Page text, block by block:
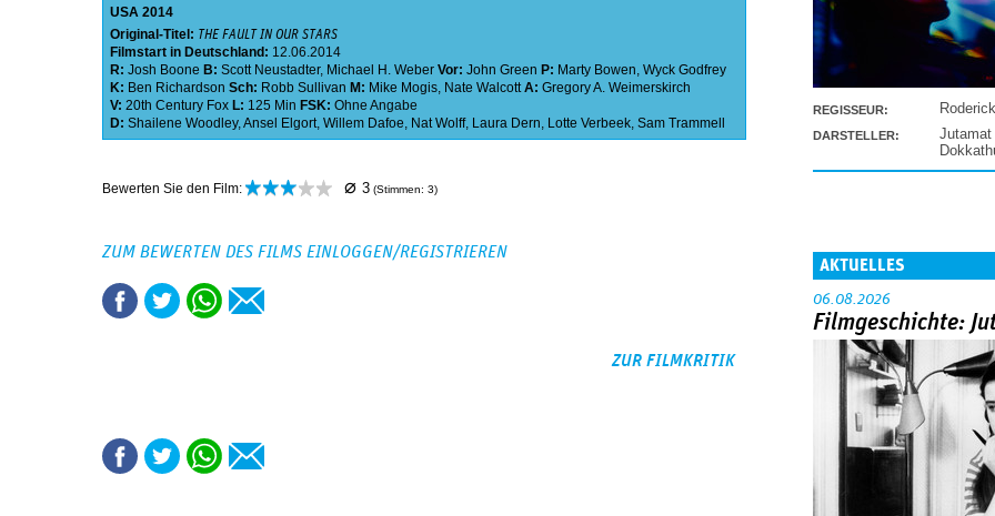
USA 2014
Original-Titel: THE FAULT IN OUR STARS
Filmstart in Deutschland: 12.06.2014
R: Josh Boone B: Scott Neustadter, Michael H. Weber Vor: John Green P: Marty Bowen Wyck Godfrey
K: Ben Richardson Sch: Robb Sullivan M: Mike Mogis Nate Walcott A: Gregory A. Weimerskirch
V: 20th Century Fox L: 125 Min FSK: Ohne Angabe
D: Shailene Woodley, Ansel Elgort Willem Dafoe Nat Wolff, Laura Dern Lotte Verbeek Sam Trammell
Bewerten Sie den Film: ⌀ 3 (Stimmen: 3)
ZUM BEWERTEN DES FILMS EINLOGGEN/REGISTRIEREN
ZUR FILMKRITIK
REGISSEUR:
DARSTELLER:
Jutamat
AKTUELLES
06.08.2026
Filmgeschichte: